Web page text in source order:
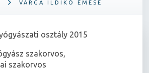
VARGA ILDIKÓ EMESE
osztály 2015
szakorvos,
szakorvos